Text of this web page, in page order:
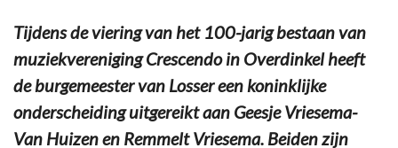
Tijdens de viering van het 100-jarig bestaan van
muziekvereniging Crescendo in Overdinkel heeft
de burgemeester van Losser een koninklijke
onderscheiding uitgereikt aan Geesje Vriesema-
Van Huizen en Remmelt Vriesema. Beiden zijn